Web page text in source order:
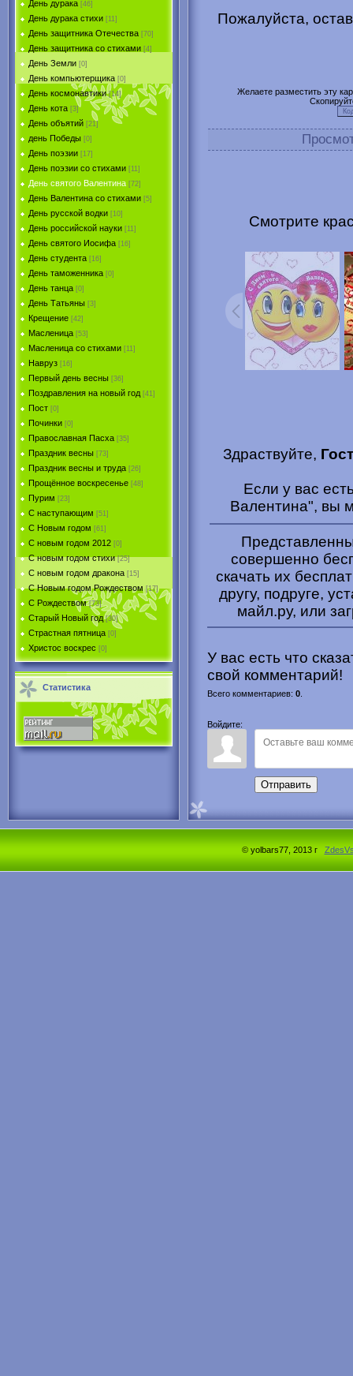
День дурака [46]
День дурака стихи [11]
День защитника Отечества [70]
День защитника со стихами [4]
День Земли [0]
День компьютерщика [0]
День космонавтики [14]
День кота [3]
День объятий [21]
день Победы [0]
День поэзии [17]
День поэзии со стихами [11]
День святого Валентина [72]
День Валентина со стихами [5]
День русской водки [10]
День российской науки [11]
День святого Иосифа [16]
День студента [16]
День таможенника [0]
День танца [0]
День Татьяны [3]
Крещение [42]
Масленица [53]
Масленица со стихами [11]
Навруз [16]
Первый день весны [36]
Поздравления на новый год [41]
Пост [0]
Починки [0]
Православная Пасха [35]
Праздник весны [73]
Праздник весны и труда [26]
Прощённое воскресенье [48]
Пурим [23]
C наступающим [51]
С Новым годом [61]
С новым годом 2012 [0]
С новым годом стихи [25]
С новым годом дракона [15]
C Новым годом Рождеством [17]
С Рождеством [73]
Старый Новый год [30]
Страстная пятница [0]
Христоc воскрес [0]
Статистика
Пожалуйста,
Желаете разместить эту
Смотрите
Здраствуйте,
Если у вас
Валентина", вы
совершенно
скачать их
другу, подруге,
майл.ру, или
У вас есть что
свой комментарий!
Всего комментариев: 0
Войдите:
Отправить
© yolbars77, 2013 г